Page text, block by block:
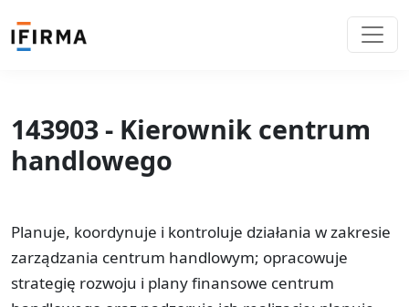
143903 - Kierownik centrum
handlowego
Planuje, koordynuje i kontroluje działania w zakresie
zarządzania centrum handlowym; opracowuje
strategię rozwoju i plany finansowe centrum